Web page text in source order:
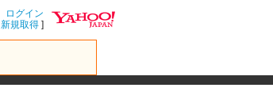
ログイン
新規取得 ]